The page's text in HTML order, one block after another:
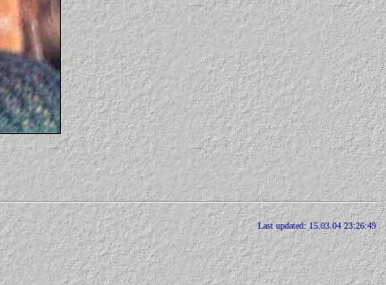
Last updated: 15.03.04 23:26:49